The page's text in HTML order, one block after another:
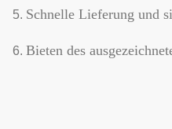
5. Schnelle Lieferung und
6. Bieten des